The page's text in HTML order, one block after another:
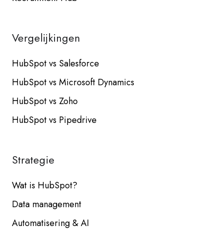
Vergelijkingen
HubSpot vs Salesforce
HubSpot vs Microsoft Dynamics
HubSpot vs Zoho
HubSpot vs Pipedrive
Strategie
Wat is HubSpot?
Data management
Automatisering & AI